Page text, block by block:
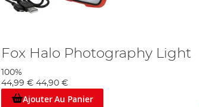
Guide Ultime - 5 Meilleurs Accessoires de
blog, ici
Fox Halo Photography Light
100%
44,99 € 44,90 €
Ajouter Au Panier